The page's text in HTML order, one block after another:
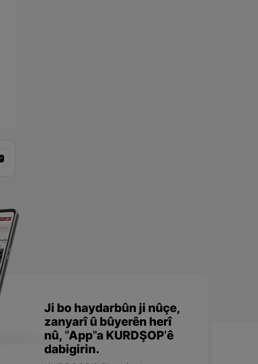
Ji bo haydarbûn ji nûçe,
zanyarî û bûyerên herî
nû, "App"a KURDŞOP'ê
dabigirin.